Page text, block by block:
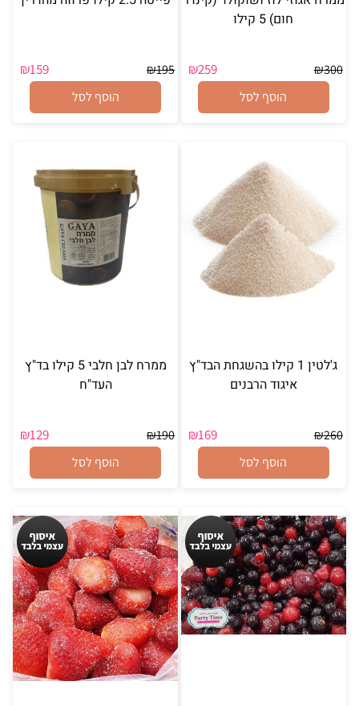
חום) 5 קילו
₪300
₪259
הוסף לסל
₪195
₪159
הוסף לסל
ג'לטין 1 קילו בהשגחת הבד"ץ
איגוד הרבנים
₪260
₪169
הוסף לסל
ממרח לבן חלבי 5 קילו בד"ץ
העד"ח
₪190
₪129
הוסף לסל